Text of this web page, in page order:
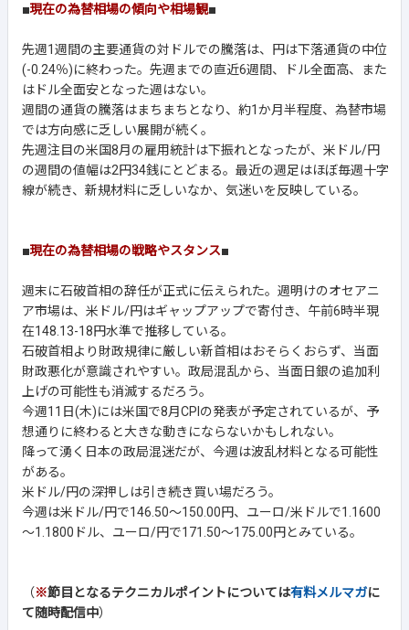
■現在の為替相場の傾向や相場観■
先週1週間の主要通貨の対ドルでの騰落は、円は下落通貨の中位
(-0.24％)に終わった。先週までの直近6週間、ドル全面高、また
はドル全面安となった週はない。
週間の通貨の騰落はまちまちとなり、約1か月半程度、為替市場
では方向感に乏しい展開が続く。
先週注目の米国8月の雇用統計は下振れとなったが、米ドル/円
の週間の値幅は2円34銭にとどまる。最近の週足はほぼ毎週十字
線が続き、新規材料に乏しいなか、気迷いを反映している。
■現在の為替相場の戦略やスタンス■
週末に石破首相の辞任が正式に伝えられた。週明けのオセアニ
ア市場は、米ドル/円はギャップアップで寄付き、午前6時半現
在148.13-18円水準で推移している。
石破首相より財政規律に厳しい新首相はおそらくおらず、当面
財政悪化が意識されやすい。政局混乱から、当面日銀の追加利
上げの可能性も消滅するだろう。
今週11日(木)には米国で8月CPIの発表が予定されているが、予
想通りに終わると大きな動きにならないかもしれない。
降って湧く日本の政局混迷だが、今週は波乱材料となる可能性
がある。
米ドル/円の深押しは引き続き買い場だろう。
今週は米ドル/円で146.50～150.00円、ユーロ/米ドルで1.1600
～1.1800ドル、ユーロ/円で171.50～175.00円とみている。
（※節目となるテクニカルポイントについては有料メルマガに
て随時配信中）